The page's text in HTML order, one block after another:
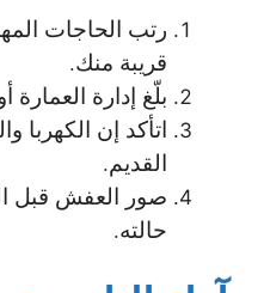
رتب الحاجات
قريبة منك.
بلّغ إدارة
اتأكد إن الكهربا
القديم.
صور العفش قبل
حالته.